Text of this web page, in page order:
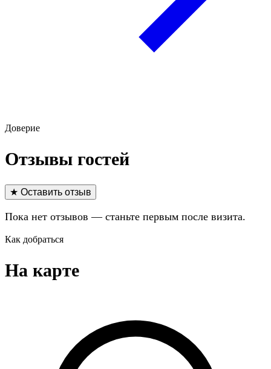
Доверие
Отзывы гостей
★ Оставить отзыв
Пока нет отзывов — станьте первым после визита.
Как добраться
На карте